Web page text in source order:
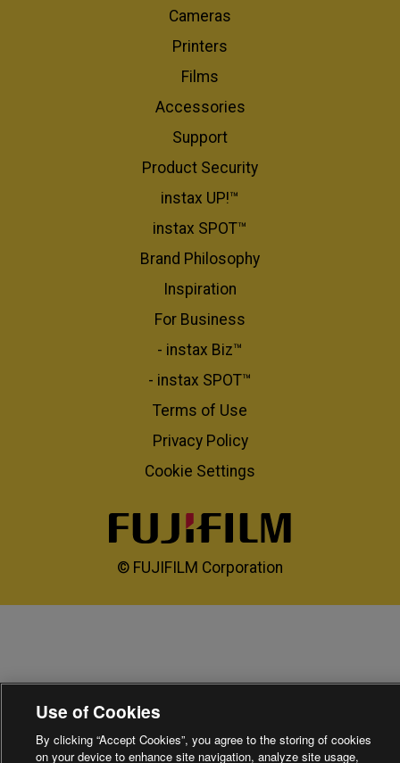
Cameras
Printers
Films
Accessories
Support
Product Security
instax UP!™
instax SPOT™
Brand Philosophy
Inspiration
For Business​
- instax Biz™
- instax SPOT™
Terms of Use
Privacy Policy
Cookie Settings
© FUJIFILM Corporation
Use of Cookies
By clicking “Accept Cookies”, you agree to the storing of cookies
on your device to enhance site navigation, analyze site usage,